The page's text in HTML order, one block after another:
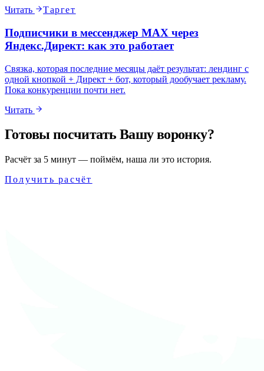
Читать
Таргет
Подписчики в мессенджер MAX через
Яндекс.Директ: как это работает
Связка, которая последние месяцы даёт результат: лендинг с
одной кнопкой + Директ + бот, который дообучает рекламу.
Пока конкуренции почти нет.
Читать
Готовы посчитать Вашу воронку?
Расчёт за 5 минут — поймём, наша ли это история.
Получить расчёт